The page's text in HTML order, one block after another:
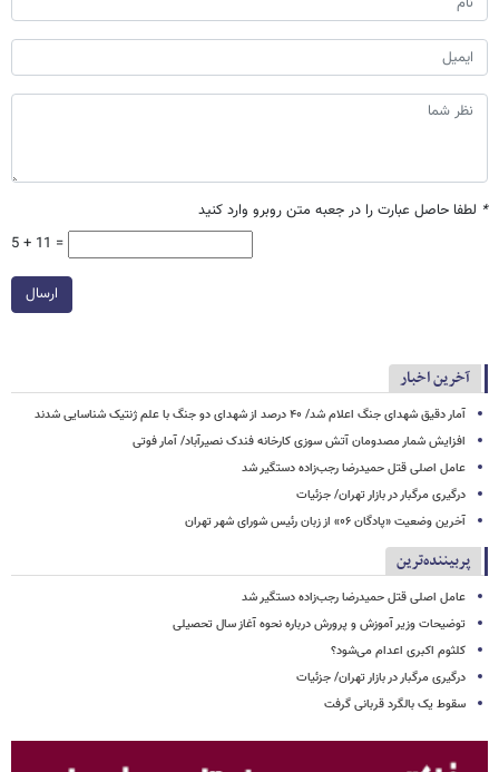
* لطفا حاصل عبارت را در جعبه متن روبرو وارد کنید
5 + 11 =
ارسال
آخرین اخبار
آمار دقیق شهدای جنگ اعلام شد/ ۴۰ درصد از شهدای دو جنگ با علم ژنتیک شناسایی شدند
افزایش شمار مصدومان آتش سوزی کارخانه فندک نصیرآباد/ آمار فوتی
عامل اصلی قتل حمیدرضا رجب‌زاده دستگیر شد
درگیری مرگبار در بازار تهران/ جزئیات
آخرین وضعیت «پادگان ۰۶» از زبان رئیس شورای شهر تهران
پربیننده‌ترین
عامل اصلی قتل حمیدرضا رجب‌زاده دستگیر شد
توضیحات وزیر آموزش و پرورش درباره نحوه آغاز سال تحصیلی
کلثوم اکبری اعدام می‌شود؟
درگیری مرگبار در بازار تهران/ جزئیات
سقوط یک بالگرد قربانی گرفت